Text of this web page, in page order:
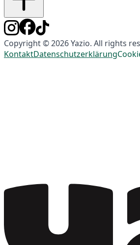
Copyright © 2026 Yazio. All rights
KontaktDatenschutzerklärung